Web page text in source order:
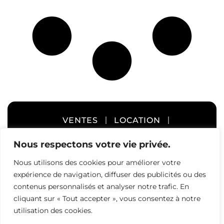
Nous respectons votre vie privée.
Nous utilisons des cookies pour améliorer votre
expérience de navigation, diffuser des publicités ou des
contenus personnalisés et analyser notre trafic. En
cliquant sur « Tout accepter », vous consentez à notre
utilisation des cookies.
Palan Remorque
Chauffage Gaz
Naturel / Huile
/ Propane
Chauffage
Éléctrique
Plaque
Pompe / Génératrice / Compresseur / Soudure /
VENTES LOCATION
ENTREPROSAGE À PROPOS
CARRIÈRES CONTACT